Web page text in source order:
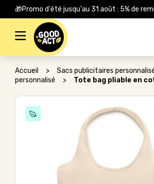
🎁Promo d'été jusqu'au 31 août : 5% de
Rechercher :
Accueil > Sacs publicitaires
personnalisé
> Tote bag pliable en